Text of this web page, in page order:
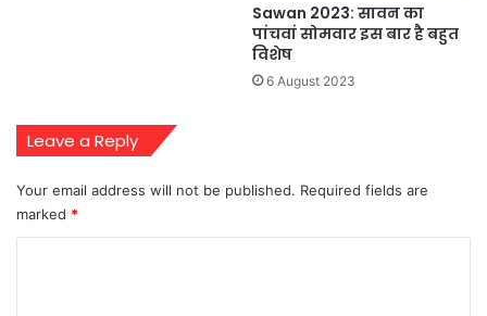
Sawan 2023: सावन का
पांचवां सोमवार इस बार है बहुत
विशेष
6 August 2023
Leave a Reply
Your email address will not be published. Required fields are
marked *